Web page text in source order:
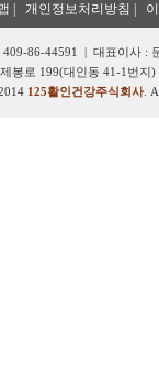
개인정보처리방침
409-86-44591 | 대표이사 :
봉로 199(대인동 41-1번지
125활인건강주식회사.